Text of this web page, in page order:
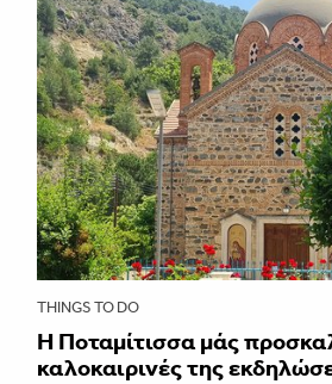
THINGS TO DO
Η Ποταμίτισσα μάς
καλοκαιρινές της